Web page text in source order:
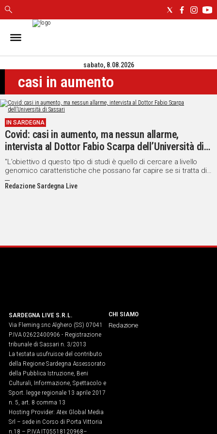
IN
CAGLIARI
SASSARI
NUORO
ORISTANO
SULCIS
GALLURA
OGLIASTRA
CAMPIDANO
VIDEO
Vai
UNISCITI
AL CANALE
WHATSAPP
sabato, 8.08.2026
casi in aumento
IN SARDEGNA
Covid: casi in aumento, ma nessun allarme,
intervista al Dottor Fabio Scarpa dell’Università di
Sassari
"L’obiettivo d questo tipo di studi è quello di cercare a livello
genomico caratteristiche che possano far capire se si tratta di
varianti più o meno pericolose"
Redazione Sardegna Live
SARDEGNA LIVE S.R.L.
Via Fleming snc Alghero (SS) 07041
P.IVA 02622400906 - Registrazione
tribunale di Sassari n. 3/2013
La testata usufruisce del contributo
della Regione Sardegna Assessorato
della Pubblica Istruzione, Beni
Culturali, Informazione, Spettacolo e
Sport. legge regionale 13 aprile 2017
n. 5, art. 8 comma 13
Hosting Provider: Atex Global Media
Srl – sede in Corso di Porta Vittoria
n.18 – P.IVA IT05518120968​–
CHI SIAMO
Redazione